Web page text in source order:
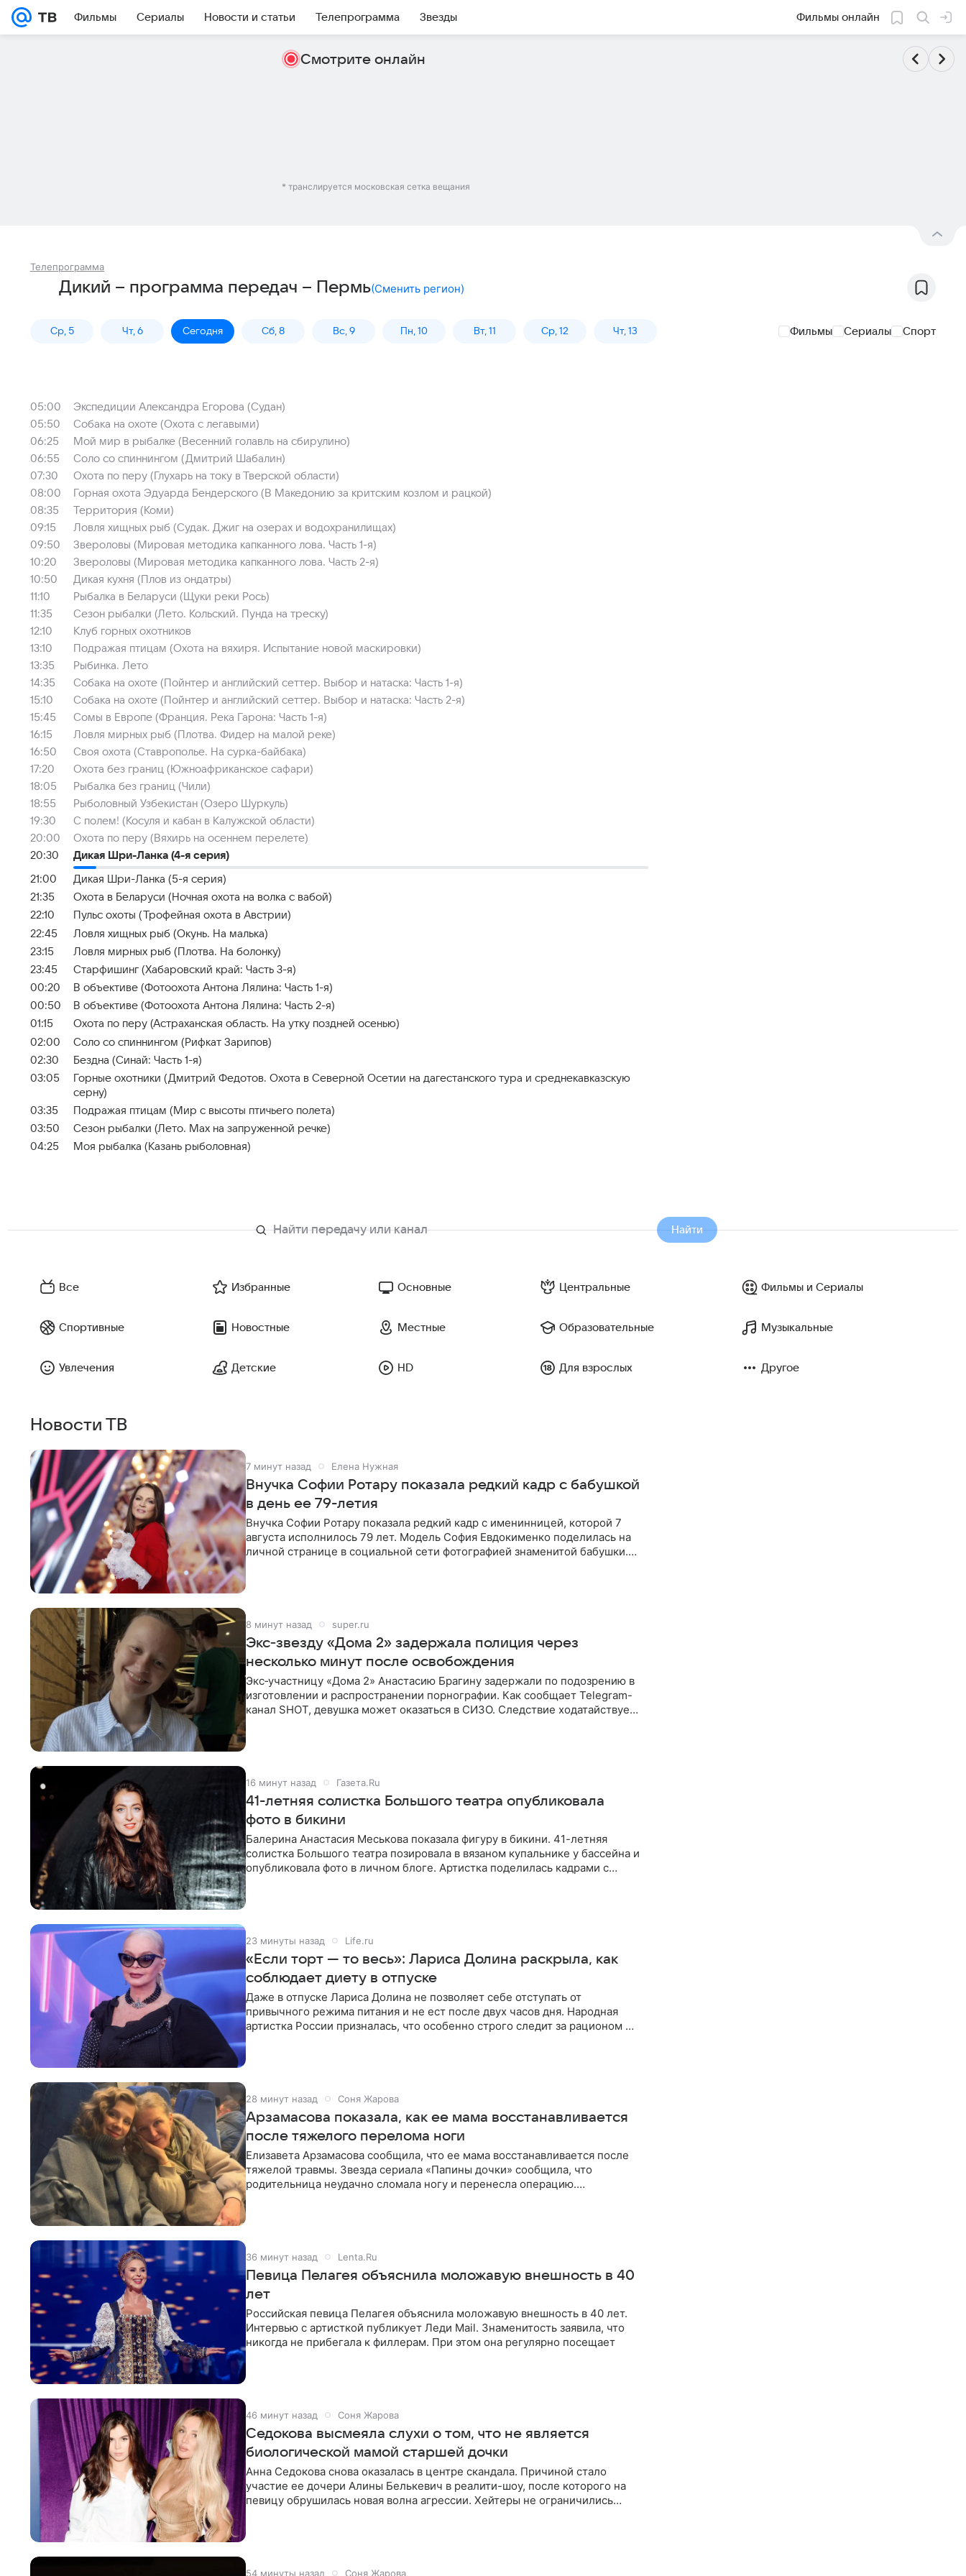
Фильмы Сериалы Новости и статьи Телепрограмма Звезды Фильмы онлайн
Смотрите онлайн
* транслируется московская сетка вещания
Телепрограмма
Дикий – программа передач – Пермь(Сменить регион)
Ср, 5 Чт, 6 Сегодня Сб, 8 Вс, 9 Пн, 10 Вт, 11 Ср, 12 Чт, 13 Фильмы Сериалы Спорт
05:00
Экспедиции Александра Егорова (Судан)
05:50
Собака на охоте (Охота с легавыми)
06:25
Мой мир в рыбалке (Весенний голавль на сбирулино)
06:55
Соло со спиннингом (Дмитрий Шабалин)
07:30
Охота по перу (Глухарь на току в Тверской области)
08:00
Горная охота Эдуарда Бендерского (В Македонию за критским козлом и рацкой)
08:35
Территория (Коми)
09:15
Ловля хищных рыб (Судак. Джиг на озерах и водохранилищах)
09:50
Звероловы (Мировая методика капканного лова. Часть 1-я)
10:20
Звероловы (Мировая методика капканного лова. Часть 2-я)
10:50
Дикая кухня (Плов из ондатры)
11:10
Рыбалка в Беларуси (Щуки реки Рось)
11:35
Сезон рыбалки (Лето. Кольский. Пунда на треску)
12:10
Клуб горных охотников
13:10
Подражая птицам (Охота на вяхиря. Испытание новой маскировки)
13:35
Рыбинка. Лето
14:35
Собака на охоте (Пойнтер и английский сеттер. Выбор и натаска: Часть 1-я)
15:10
Собака на охоте (Пойнтер и английский сеттер. Выбор и натаска: Часть 2-я)
15:45
Сомы в Европе (Франция. Река Гарона: Часть 1-я)
16:15
Ловля мирных рыб (Плотва. Фидер на малой реке)
16:50
Своя охота (Ставрополье. На сурка-байбака)
17:20
Охота без границ (Южноафриканское сафари)
18:05
Рыбалка без границ (Чили)
18:55
Рыболовный Узбекистан (Озеро Шуркуль)
19:30
С полем! (Косуля и кабан в Калужской области)
20:00
Охота по перу (Вяхирь на осеннем перелете)
20:30
Дикая Шри-Ланка (4-я серия)
21:00
Дикая Шри-Ланка (5-я серия)
21:35
Охота в Беларуси (Ночная охота на волка с вабой)
22:10
Пульс охоты (Трофейная охота в Австрии)
22:45
Ловля хищных рыб (Окунь. На малька)
23:15
Ловля мирных рыб (Плотва. На болонку)
23:45
Старфишинг (Хабаровский край: Часть 3-я)
00:20
В объективе (Фотоохота Антона Лялина: Часть 1-я)
00:50
В объективе (Фотоохота Антона Лялина: Часть 2-я)
01:15
Охота по перу (Астраханская область. На утку поздней осенью)
02:00
Соло со спиннингом (Рифкат Зарипов)
02:30
Бездна (Синай: Часть 1-я)
03:05
Горные охотники (Дмитрий Федотов. Охота в Северной Осетии на дагестанского тура и среднекавказскую
серну)
03:35
Подражая птицам (Мир с высоты птичьего полета)
03:50
Сезон рыбалки (Лето. Мах на запруженной речке)
04:25
Моя рыбалка (Казань рыболовная)
Найти
Все Избранные Основные Центральные Фильмы и Сериалы
Спортивные Новостные Местные Образовательные Музыкальные
Увлечения Детские HD Для взрослых Другое
Новости ТВ
7 минут назад Елена Нужная
Внучка Софии Ротару показала редкий кадр с бабушкой
в день ее 79-летия
Внучка Софии Ротару показала редкий кадр с именинницей, которой 7
августа исполнилось 79 лет. Модель София Евдокименко поделилась на
личной странице в социальной сети фотографией знаменитой бабушки.
8 минут назад super.ru
Экс‑звезду «Дома 2» задержала полиция через
несколько минут после освобождения
Экс‑участницу «Дома 2» Анастасию Брагину задержали по подозрению в
изготовлении и распространении порнографии. Как сообщает Telegram-
канал SHOT, девушка может оказаться в СИЗО. Следствие ходатайствует
16 минут назад Газета.Ru
41-летняя солистка Большого театра опубликовала
фото в бикини
Балерина Анастасия Меськова показала фигуру в бикини. 41-летняя
солистка Большого театра позировала в вязаном купальнике у бассейна и
опубликовала фото в личном блоге. Артистка поделилась кадрами с
23 минуты назад Life.ru
«Если торт — то весь»: Лариса Долина раскрыла, как
соблюдает диету в отпуске
Даже в отпуске Лариса Долина не позволяет себе отступать от
привычного режима питания и не ест после двух часов дня. Народная
артистка России призналась, что особенно строго следит за рационом на
28 минут назад Соня Жарова
Арзамасова показала, как ее мама восстанавливается
после тяжелого перелома ноги
Елизавета Арзамасова сообщила, что ее мама восстанавливается после
тяжелой травмы. Звезда сериала «Папины дочки» сообщила, что
родительница неудачно сломала ногу и перенесла операцию.
36 минут назад Lenta.Ru
Певица Пелагея объяснила моложавую внешность в 40
лет
Российская певица Пелагея объяснила моложавую внешность в 40 лет.
Интервью с артисткой публикует Леди Mail. Знаменитость заявила, что
никогда не прибегала к филлерам. При этом она регулярно посещает
46 минут назад Соня Жарова
Седокова высмеяла слухи о том, что не является
биологической мамой старшей дочки
Анна Седокова снова оказалась в центре скандала. Причиной стало
участие ее дочери Алины Белькевич в реалити-шоу, после которого на
певицу обрушилась новая волна агрессии. Хейтеры не ограничились
54 минуты назад Соня Жарова